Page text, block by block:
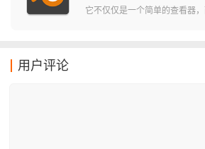
都已经是非常足够了！
它不仅仅是一个简单的查看器
用户评论